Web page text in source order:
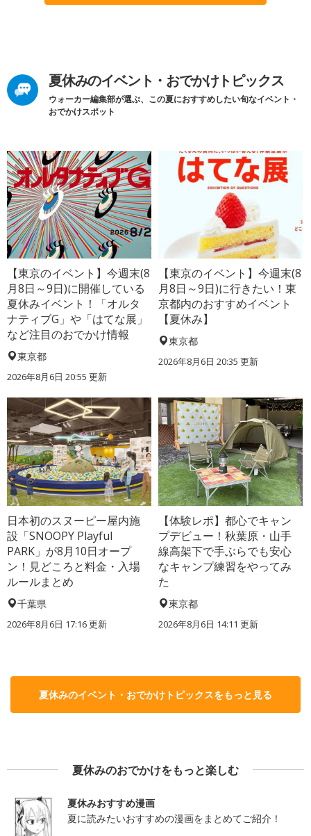
夏休みのイベント・おでかけトピックス
ウォーカー編集部が選ぶ、この夏におすすめしたい旬なイベント・
おでかけスポット
【東京のイベント】今週末(8
月8日～9日)に開催している
夏休みイベント！「オルタ
ナティブG」や「はてな展」
など注目のおでかけ情報
東京都
2026年8月6日 20:55 更新
【東京のイベント】今週末(8
月8日～9日)に行きたい！東
京都内のおすすめイベント
【夏休み】
東京都
2026年8月6日 20:35 更新
日本初のスヌーピー屋内施
設「SNOOPY Playful
PARK」が8月10日オープ
ン！見どころと料金・入場
ルールまとめ
千葉県
2026年8月6日 17:16更新
【体験レポ】都心でキャン
プデビュー！秋葉原・山手
線高架下で手ぶらでも安心
なキャンプ練習をやってみ
た
東京都
2026年8月6日 14:11 更新
夏休みのイベント・おでかけトピックスをもっと見る
夏休みのおでかけをもっと楽しむ
夏休みおすすめ漫画
夏に読みたいおすすめの漫画をまとめてご紹介！